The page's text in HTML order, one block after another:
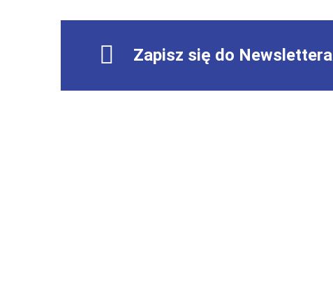
Zapisz się do Newslettera